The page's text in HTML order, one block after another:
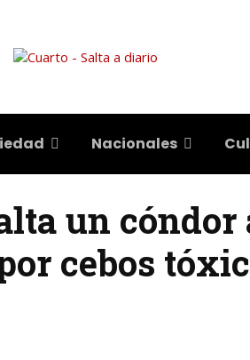
Nacionales
un
cebos